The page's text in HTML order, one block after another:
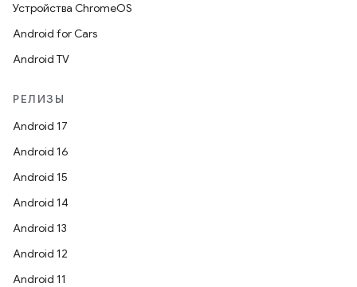
Устройства ChromeOS
Android for Cars
Android TV
РЕЛИЗЫ
Android 17
Android 16
Android 15
Android 14
Android 13
Android 12
Android 11